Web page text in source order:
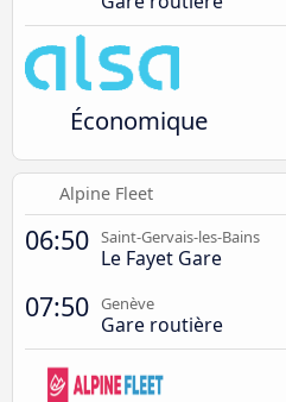
Économique
Alpine Fleet
06:50 Saint-Gervais-les-Bains
Le Fayet Gare
07:50 Genève
Gare routière